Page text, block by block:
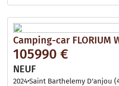
Camping-car FLORIUM
105990 €
NEUF
2024Saint Barthelemy D'anjou